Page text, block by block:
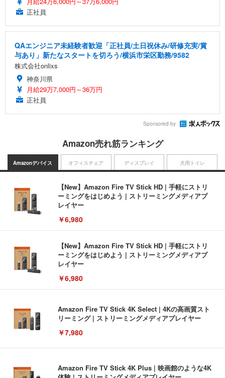
正社員
QAエンジニア未経験者歓迎「正社員/土日祝休み/研修充実/賞
与あり」新たなスタートを切ろう/横浜市栄区勤務/9582
株式会社onlixs
神奈川県
月給29万7,000円～36万円
正社員
Sponsored by
Amazon売れ筋ランキング
Amazonデバイス
【New】Amazon Fire TV Stick HD | 手軽にストリ
ーミングをはじめよう | ストリーミングメディアプ
レイヤー
￥6,980
【New】Amazon Fire TV Stick HD | 手軽にストリ
ーミングをはじめよう | ストリーミングメディアプ
レイヤー
￥6,980
Amazon Fire TV Stick 4K Select | 4Kの高画質スト
リーミング | ストリーミングメディアプレイヤー
￥7,980
Amazon Fire TV Stick 4K Plus | 映画館のような4K
オフィスチェア ディスプレイ 犬用トイレ